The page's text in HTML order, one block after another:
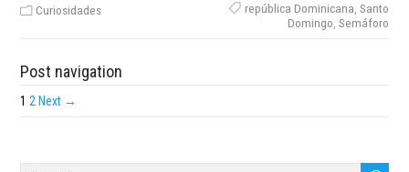
Curiosidades república Dominicana Santo
Domingo Semáforo
Post navigation
1 2 Next →